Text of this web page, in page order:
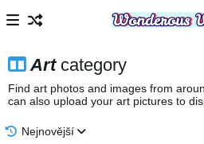
Artcategory
Find art photos and images from
can also upload your art pictures to
Nejnovější